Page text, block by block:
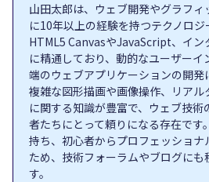
山田太郎は、ウェブ開発やグラフ
に10年以上の経験を持つテクノロ
HTML5 CanvasやJavaScript、イン
に精通しており、動的なユーザーイ
端のウェブアプリケーションの開発
複雑な図形描画や画像操作、リアル
に関する知識が豊富で、ウェブ技
者たちにとって頼りになる存在です
持ち、初心者からプロフェッショナ
ため、技術フォーラムやブログにも
す。